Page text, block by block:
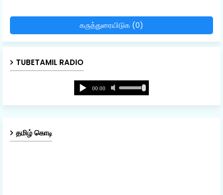
கருத்துரையிடுக (0)
TUBETAMIL RADIO
தமிழ் கொடி